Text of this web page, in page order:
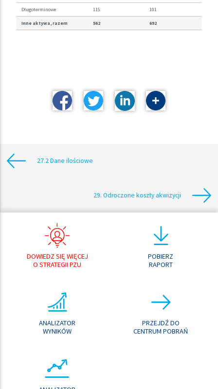
Długoterminowe 115 101
Inne aktywa, razem 562 692
27.2 Dane ilościowe
29. Odroczone koszty akwizycji
DOWIEDZ SIĘ WIĘCEJ
O STRATEGII PZU
POBIERZ
RAPORT
ANALIZATOR
WYNIKÓW
PRZEJDŹ DO
CENTRUM POBRAŃ